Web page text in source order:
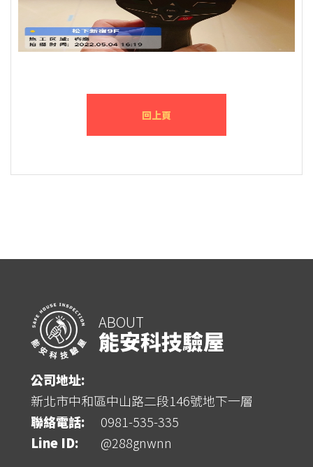
回上頁
ABOUT
能安科技驗屋
公司地址:
新北市中和區中山路二段146號地下一層
聯絡電話:
0981-535-335
Line ID:
@288gnwnn